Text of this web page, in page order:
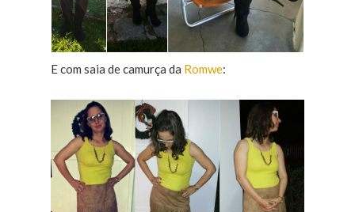
E com saia de camurça da Romwe: